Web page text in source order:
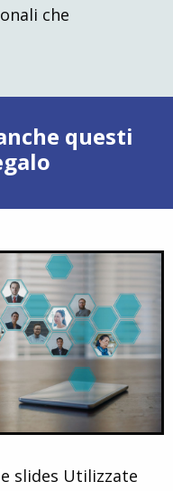
che
questi
slides Utilizzate